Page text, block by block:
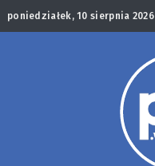
poniedziałek, 10 sierpnia 2026